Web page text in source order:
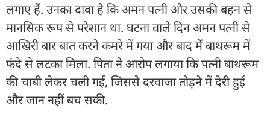
लगाए हैं. उनका दावा है कि अमन पत्नी और उसकी बहन से
मानसिक रूप से परेशान था. घटना वाले दिन अमन पत्नी से
आखिरी बार बात करने कमरे में गया और बाद में बाथरूम में
फंदे से लटका मिला. पिता ने आरोप लगाया कि पत्नी बाथरूम
की चाबी लेकर चली गई, जिससे दरवाजा तोड़ने में देरी हुई
और जान नहीं बच सकी.